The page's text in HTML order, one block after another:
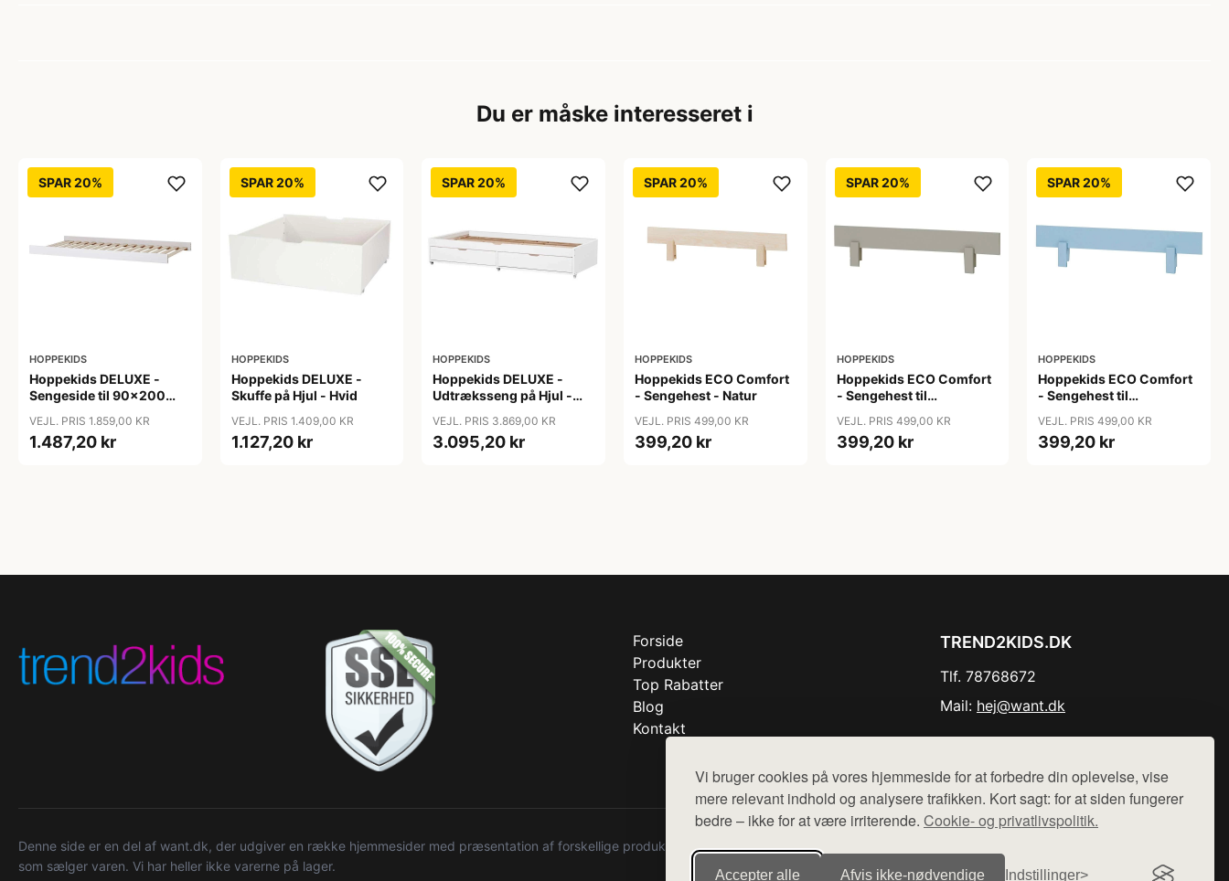
Vi bruger cookies på vores hjemmeside for at forbedre din oplevelse, vise
mere relevant indhold og analysere trafikken. Kort sagt: for at siden fungerer
bedre – ikke for at være irriterende. Cookie- og privatlivspolitik.
Accepter alle Afvis ikke‑nødvendige Indstillinger
Du er måske interesseret i
SPAR 20%
HOPPEKIDS
Hoppekids DELUXE -
Sengeside til 90x200
VEJL. PRIS 1.859,00 KR
1.487,20 kr
SPAR 20%
HOPPEKIDS
Hoppekids DELUXE -
Skuffe på Hjul - Hvid
VEJL. PRIS 1.409,00 KR
1.127,20 kr
SPAR 20%
HOPPEKIDS
Hoppekids DELUXE -
Udtræksseng på Hjul -
VEJL. PRIS 3.869,00 KR
3.095,20 kr
SPAR 20%
HOPPEKIDS
Hoppekids ECO Comfort
- Sengehest - Natur
VEJL. PRIS 499,00 KR
399,20 kr
SPAR 20%
HOPPEKIDS
Hoppekids ECO Comfort
- Sengehest til
VEJL. PRIS 499,00 KR
399,20 kr
SPAR 20%
HOPPEKIDS
Hoppekids ECO Comfort
- Sengehest til
VEJL. PRIS 499,00 KR
399,20 kr
Forside
Produkter
Top Rabatter
Blog
Kontakt
TREND2KIDS.DK
Tlf. 78768672
Mail: hej@want.dk
Denne side er en del af want.dk, der udgiver en række hjemmesider med præsentation af forskellige produkter fra diverse webshops. Der sælges ikke varer fra denne side - vi henviser til de shops,
som sælger varen. Vi har heller ikke varerne på lager.